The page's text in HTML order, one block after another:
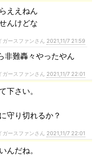
ええねん
んけどな
ースファンさん 2021,11/7 21:59
非難轟々やったやん
ースファンさん 2021,11/7 22:01
下さい。
守り切れるか？
ースファンさん 2021,11/7 22:01
んだね。